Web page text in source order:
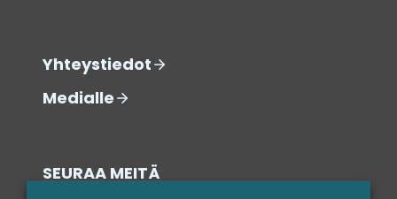
Yhteystiedot
Medialle
SEURAA MEITÄ